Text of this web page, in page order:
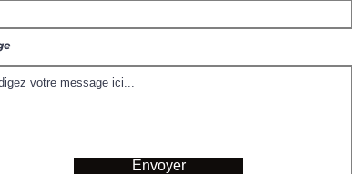
Envoyer